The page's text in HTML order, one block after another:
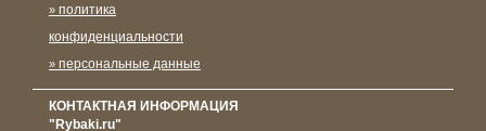
политика
конфиденциальности
персональные данные
КОНТАКТНАЯ ИНФОРМАЦИЯ
"Rybaki.ru"